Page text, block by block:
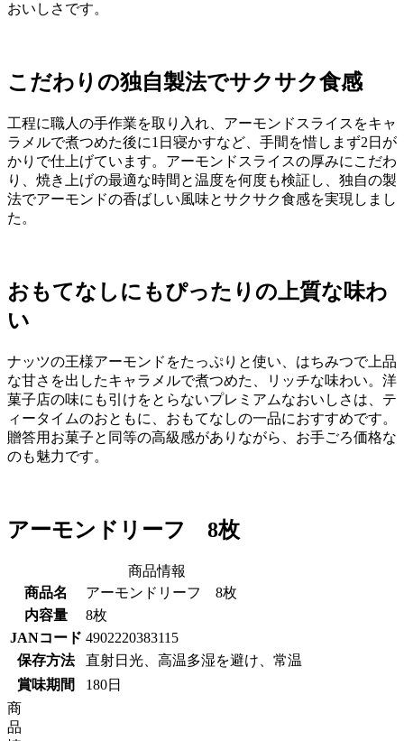
おいしさです。
こだわりの独自製法でサクサク食感
工程に職人の手作業を取り入れ、アーモンドスライスをキャ
ラメルで煮つめた後に1日寝かすなど、手間を惜しまず2日が
かりで仕上げています。アーモンドスライスの厚みにこだわ
り、焼き上げの最適な時間と温度を何度も検証し、独自の製
法でアーモンドの香ばしい風味とサクサク食感を実現しまし
た。
おもてなしにもぴったりの上質な味わ
い
ナッツの王様アーモンドをたっぷりと使い、はちみつで上品
な甘さを出したキャラメルで煮つめた、リッチな味わい。洋
菓子店の味にも引けをとらないプレミアムなおいしさは、テ
ィータイムのおともに、おもてなしの一品におすすめです。
贈答用お菓子と同等の高級感がありながら、お手ごろ価格な
のも魅力です。
アーモンドリーフ 8枚
商品情報
商品名
アーモンドリーフ 8枚
内容量
8枚
JANコード 4902220383115
保存方法
直射日光、高温多湿を避け、常温
賞味期間
180日
商
品